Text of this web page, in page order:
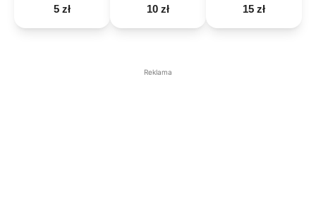
5 zł 10 zł 15 zł
Reklama